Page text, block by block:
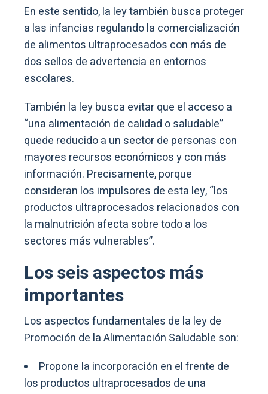
En este sentido, la ley también busca proteger
a las infancias regulando la comercialización
de alimentos ultraprocesados con más de
dos sellos de advertencia en entornos
escolares.
También la ley busca evitar que el acceso a
“una alimentación de calidad o saludable”
quede reducido a un sector de personas con
mayores recursos económicos y con más
información. Precisamente, porque
consideran los impulsores de esta ley, “los
productos ultraprocesados relacionados con
la malnutrición afecta sobre todo a los
sectores más vulnerables”.
Los seis aspectos más
importantes
Los aspectos fundamentales de la ley de
Promoción de la Alimentación Saludable son:
Propone la incorporación en el frente de
los productos ultraprocesados de una